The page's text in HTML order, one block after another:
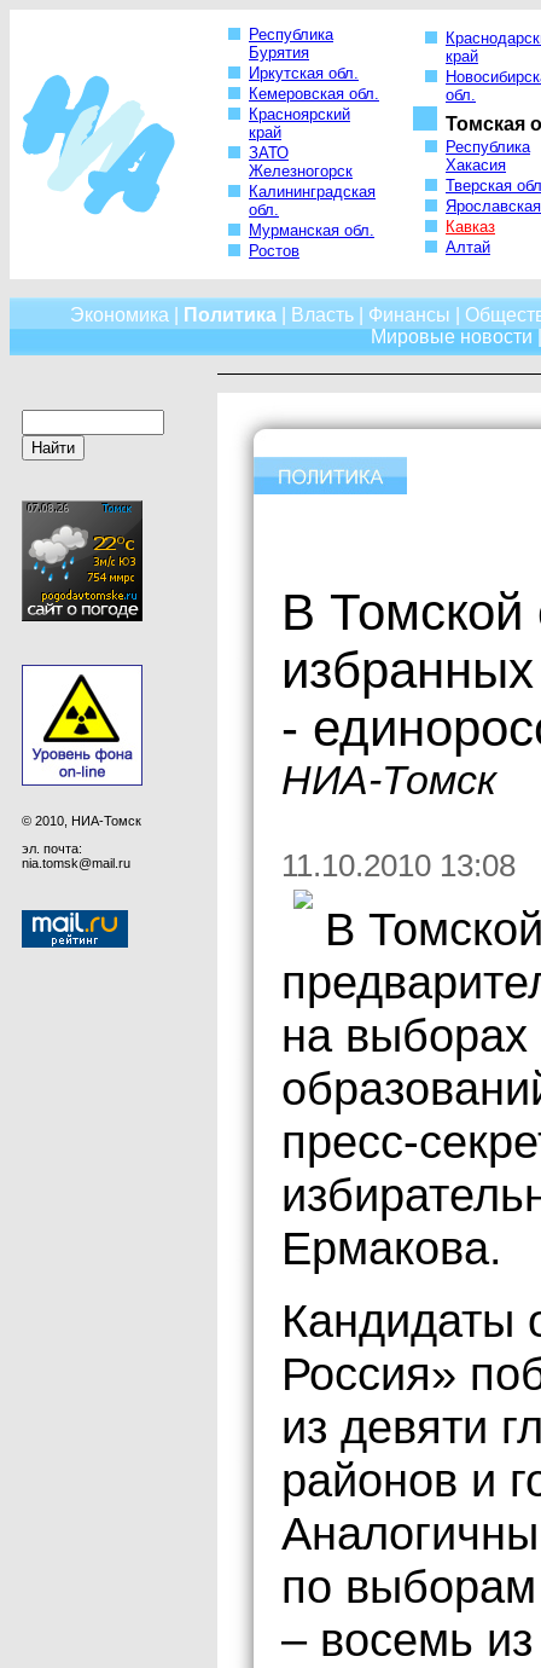
Республика
Бурятия
Иркутская обл.
Кемеровская обл.
Красноярский
край
ЗАТО
Железногорск
Калининградская
обл.
Мурманская обл.
Ростов
край
обл.
Томская
Республика
Хакасия
Тверская
Кавказ
Алтай
Экономика Политика| Власть| Финансы
Мировые новости
© 2010, НИА-Томск
эл. почта:
nia.tomsk@mail.ru
В Томской
-
НИА-Томск
11.10.2010 13:08
В
на
пресс-
Ермакова.
Кандидаты
Россия»
из девяти
районов и
по выборам
– восемь